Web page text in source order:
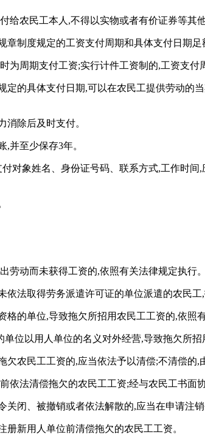
农民工本人,不得以实物或者有价证券等其他
制度规定的工资支付周期和具体支付日期足
周期支付工资;实行计件工资制的,工资支付
的具体支付日期,可以在农民工提供劳动的
消除后及时支付。
并至少保存3年。
对象姓名、身份证号码、联系方式,工作时
劳动而未获得工资的,依照有关法律规定执行。
法取得劳务派遣许可证的单位派遣的农民
的单位,导致拖欠所招用农民工工资的,依照
位以用人单位的名义对外经营,导致拖欠所
农民工工资的,应当依法予以清偿;不清偿的,
法清偿拖欠的农民工工资;经与农民工书面
闭、被撤销或者依法解散的,应当在申请注
新用人单位前清偿拖欠的农民工工资。